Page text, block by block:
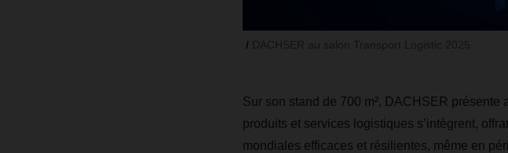
Sur son stand de 700 m², DACHSER
produits et services logistiques s’intègrent,
mondiales efficaces et résilientes, même en